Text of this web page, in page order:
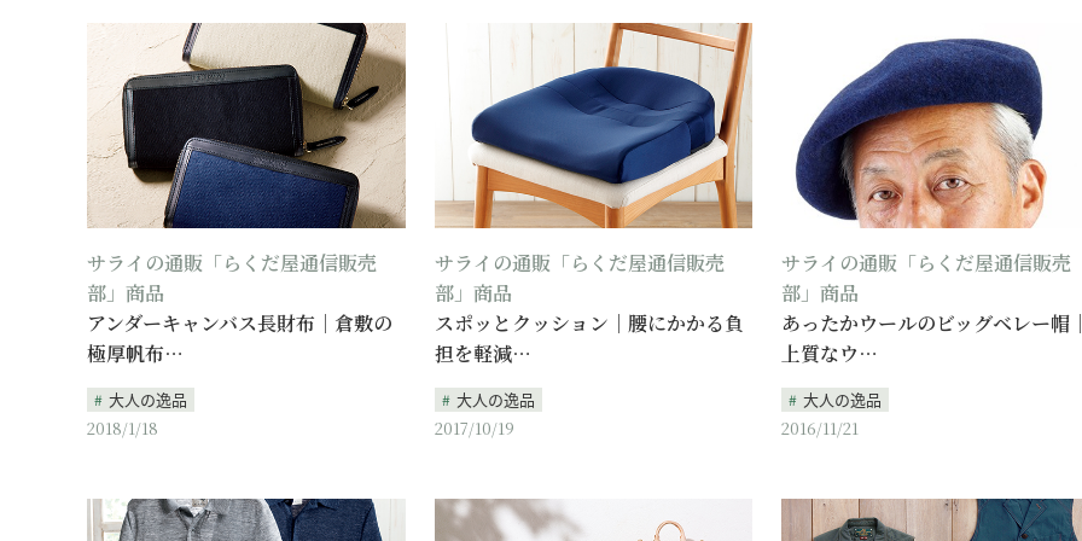
サライの通販「らくだ屋通信販売
部」商品
アンダーキャンバス長財布｜倉敷の
極厚帆布…
大人の逸品
2018/1/18
サライの通販「らくだ屋通信販売
部」商品
スポッとクッション｜腰にかかる負
担を軽減…
大人の逸品
2017/10/19
サライの通販「らくだ屋通信販売
部」商品
あったかウールのビッグベレー帽
上質なウ…
大人の逸品
2016/11/21